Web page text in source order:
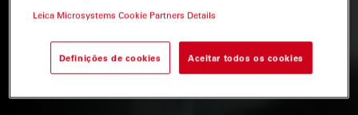
Leica Microsystems Cookie Partners Details
Definições de cookies Aceitar todos os cookies